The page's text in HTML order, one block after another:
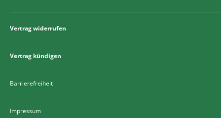
Vertrag widerrufen
Vertrag kündigen
Barrierefreiheit
Impressum